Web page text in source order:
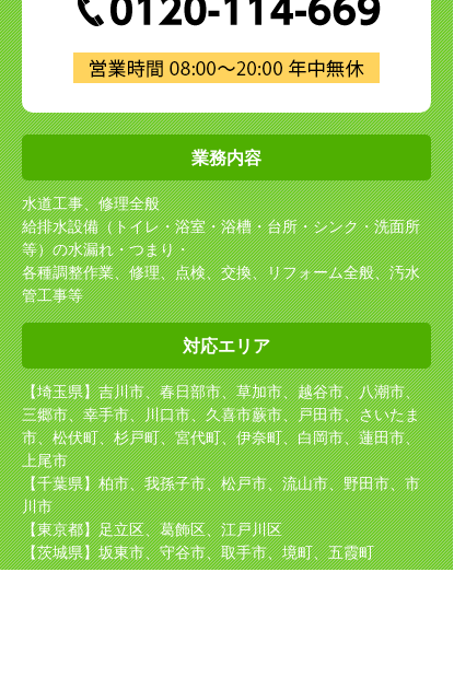
業務内容
水道工事、修理全般
給排水設備（トイレ・浴室・浴槽・台所・シンク・洗面所
等）の水漏れ・つまり・
各種調整作業、修理、点検、交換、リフォーム全般、汚水
管工事等
対応エリア
【埼玉県】吉川市、春日部市、草加市、越谷市、八潮市、
三郷市、幸手市、川口市、久喜市蕨市、戸田市、さいたま
市、松伏町、杉戸町、宮代町、伊奈町、白岡市、蓮田市、
上尾市
【千葉県】柏市、我孫子市、松戸市、流山市、野田市、市
川市
【東京都】足立区、葛飾区、江戸川区
【茨城県】坂東市、守谷市、取手市、境町、五霞町